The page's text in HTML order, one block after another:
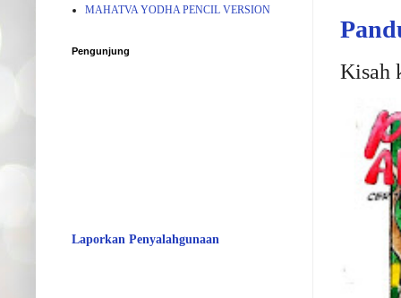
Kisah
MAHATVA YODHA PENCIL VERSION
Pengunjung
Laporkan Penyalahgunaan